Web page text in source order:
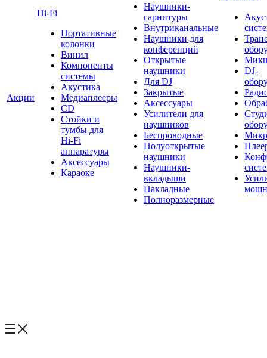
Акции
Hi-Fi
Портативные
колонки
Винил
Компоненты
системы
Акустика
Медиаплееры
CD
Стойки и
тумбы для
Hi-Fi
аппаратуры
Аксессуары
Караоке
Наушники-
гарнитуры
Внутриканальные
Наушники для
конференций
Открытые
наушники
Для DJ
Закрытые
Аксессуары
Усилители для
наушников
Беспроводные
Полуоткрытые
наушники
Наушники-
вкладыши
Накладные
Полноразмерные
DJ-